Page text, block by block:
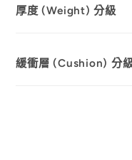
厚度 (Weight) 分級
緩衝層 (Cushion) 分